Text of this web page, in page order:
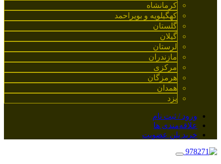
کرمانشاه
کهگیلویه و بویراحمد
گلستان
گیلان
لرستان
مازندران
مرکزی
هرمزگان
همدان
یزد
ورود / ثبت نام
علاقه‌مندی ها
خرید پلن عضویت